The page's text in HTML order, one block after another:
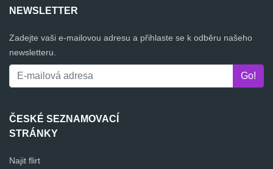
NEWSLETTER
Zadejte vaši e-mailovou adresu a přihlaste se k odběru našeho
newsletteru.
ČESKÉ SEZNAMOVACÍ
STRÁNKY
Najit flirt